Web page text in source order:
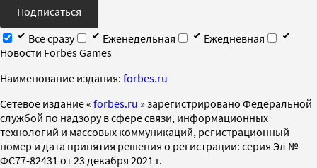
Подписаться
Все сразу
Еженедельная
Ежедневная
Новости Forbes Games
Наименование издания: forbes.ru
Cетевое издание « forbes.ru » зарегистрировано Федеральной
службой по надзору в сфере связи, информационных
технологий и массовых коммуникаций, регистрационный
номер и дата принятия решения о регистрации: серия Эл №
ФС77-82431 от 23 декабря 2021 г.